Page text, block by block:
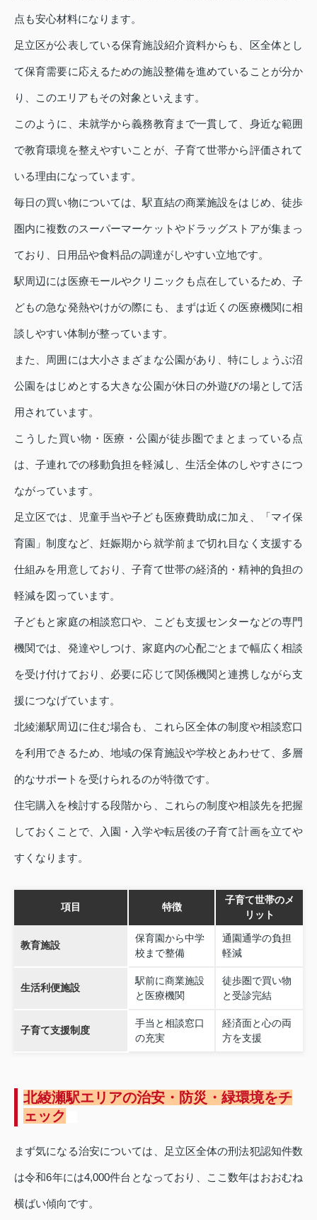
点も安心材料になります。
足立区が公表している保育施設紹介資料からも、区全体とし
て保育需要に応えるための施設整備を進めていることが分か
り、このエリアもその対象といえます。
このように、未就学から義務教育まで一貫して、身近な範囲
で教育環境を整えやすいことが、子育て世帯から評価されて
いる理由になっています。
毎日の買い物については、駅直結の商業施設をはじめ、徒歩
圏内に複数のスーパーマーケットやドラッグストアが集まっ
ており、日用品や食料品の調達がしやすい立地です。
駅周辺には医療モールやクリニックも点在しているため、子
どもの急な発熱やけがの際にも、まずは近くの医療機関に相
談しやすい体制が整っています。
また、周囲には大小さまざまな公園があり、特にしょうぶ沼
公園をはじめとする大きな公園が休日の外遊びの場として活
用されています。
こうした買い物・医療・公園が徒歩圏でまとまっている点
は、子連れでの移動負担を軽減し、生活全体のしやすさにつ
ながっています。
足立区では、児童手当や子ども医療費助成に加え、「マイ保
育園」制度など、妊娠期から就学前まで切れ目なく支援する
仕組みを用意しており、子育て世帯の経済的・精神的負担の
軽減を図っています。
子どもと家庭の相談窓口や、こども支援センターなどの専門
機関では、発達やしつけ、家庭内の心配ごとまで幅広く相談
を受け付けており、必要に応じて関係機関と連携しながら支
援につなげています。
北綾瀬駅周辺に住む場合も、これら区全体の制度や相談窓口
を利用できるため、地域の保育施設や学校とあわせて、多層
的なサポートを受けられるのが特徴です。
住宅購入を検討する段階から、これらの制度や相談先を把握
しておくことで、入園・入学や転居後の子育て計画を立てや
すくなります。
項目 特徴
子育て世帯のメ
リット
教育施設
保育園から中学
校まで整備
通園通学の負担
軽減
生活利便施設
駅前に商業施設
と医療機関
徒歩圏で買い物
と受診完結
子育て支援制度
手当と相談窓口
の充実
経済面と心の両
方を支援
北綾瀬駅エリアの治安・防災・緑環境をチ
ェック
まず気になる治安については、足立区全体の刑法犯認知件数
は令和6年には4,000件台となっており、ここ数年はおおむね
横ばい傾向です。